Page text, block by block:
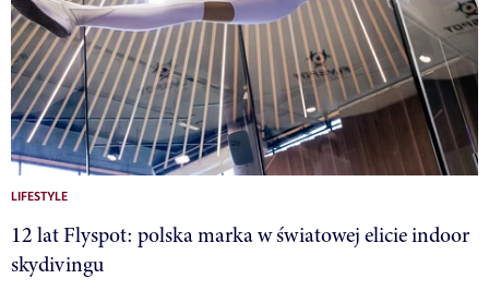
LIFESTYLE
12 lat Flyspot: polska marka w światowej elicie indoor
skydivingu